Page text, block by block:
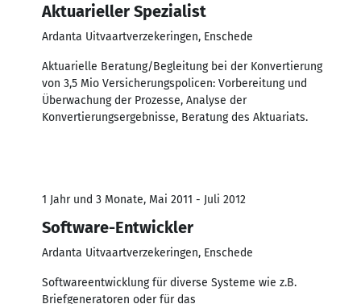
Aktuarieller Spezialist
Ardanta Uitvaartverzekeringen, Enschede
Aktuarielle Beratung/Begleitung bei der Konvertierung
von 3,5 Mio Versicherungspolicen: Vorbereitung und
Überwachung der Prozesse, Analyse der
Konvertierungsergebnisse, Beratung des Aktuariats.
1 Jahr und 3 Monate, Mai 2011 - Juli 2012
Software-Entwickler
Ardanta Uitvaartverzekeringen, Enschede
Softwareentwicklung für diverse Systeme wie z.B.
Briefgeneratoren oder für das